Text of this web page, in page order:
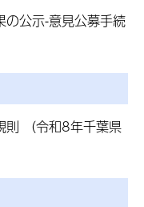
の公示-意見公募手続
則 （令和8年千葉県